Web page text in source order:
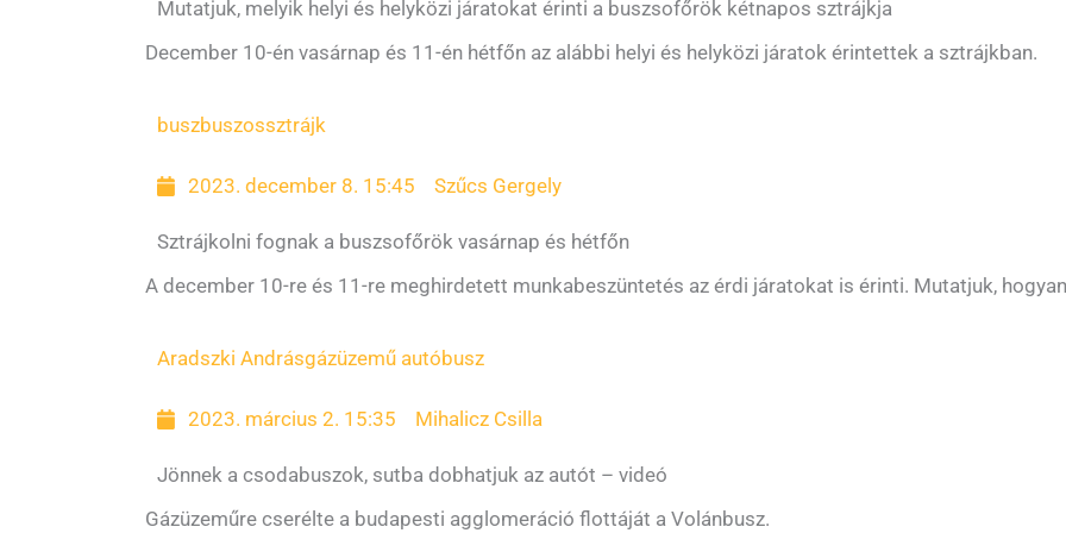
Mutatjuk, melyik helyi és helyközi járatokat érinti a buszsofőrök kétnapos sztrájkja
December 10-én vasárnap és 11-én hétfőn az alábbi helyi és helyközi járatok érintettek a sztrájkban.
buszbuszossztrájk
2023. december 8. 15:45 Szűcs Gergely
Sztrájkolni fognak a buszsofőrök vasárnap és hétfőn
A december 10-re és 11-re meghirdetett munkabeszüntetés az érdi járatokat is érinti. Mutatjuk,
Aradszki Andrásgázüzemű autóbusz
2023. március 2. 15:35 Mihalicz Csilla
Jönnek a csodabuszok, sutba dobhatjuk az autót – videó
Gázüzeműre cserélte a budapesti agglomeráció flottáját a Volánbusz.